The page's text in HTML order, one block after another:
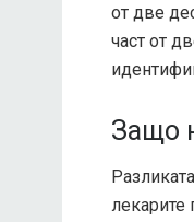
от две
част от
Защо
лекарите